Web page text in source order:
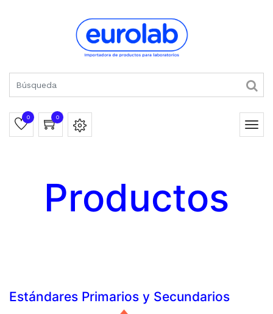
0 0
Productos
Estándares Primarios y Secundarios